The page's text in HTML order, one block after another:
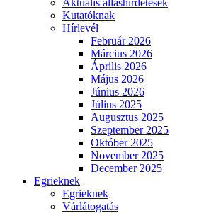
Aktuális álláshirdetések
Kutatóknak
Hírlevél
Február 2026
Március 2026
Április 2026
Május 2026
Június 2026
Július 2025
Augusztus 2025
Szeptember 2025
Október 2025
November 2025
December 2025
Egrieknek
Egrieknek
Várlátogatás